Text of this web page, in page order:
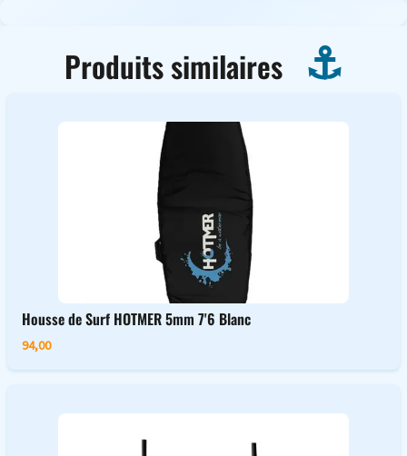
Produits similaires
Housse de Surf HOTMER 5mm 7'6 Blanc
94,00